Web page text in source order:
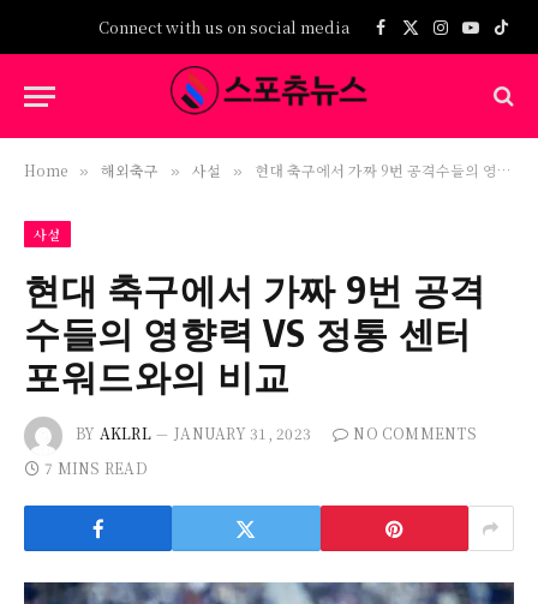
Connect with us on social media Facebook
X
Instagram
Home » 해외축구 » 사설 » 현대 축구에서 가짜 9번 공격수들의 영향력 VS 정통 센터 포워드와의 비교
사설
현대 축구에서 가짜 9번 공격
수들의 영향력 VS 정통 센터
포워드와의 비교
BY AKLRL JANUARY 31, 2023
NO COMMENTS
7 MINS READ